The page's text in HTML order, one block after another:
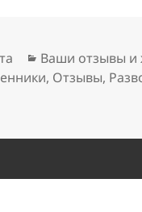
Рубрики
Ваши отзывы и
, Отзывы,